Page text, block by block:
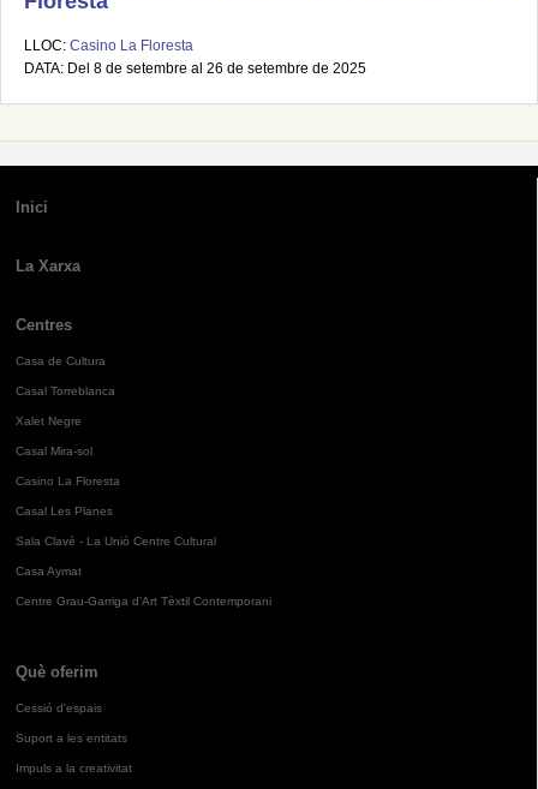
LLOC: Casino La Floresta
DATA: Del 8 de setembre al 26 de setembre de 2025
Inici
La Xarxa
Centres
Casa de Cultura
Casal Torreblanca
Xalet Negre
Casal Mira-sol
Casino La Floresta
Casal Les Planes
Sala Clavé - La Unió Centre Cultural
Casa Aymat
Centre Grau-Garriga d'Art Tèxtil Contemporani
Què oferim
Cessió d'espais
Suport a les entitats
Impuls a la creativitat